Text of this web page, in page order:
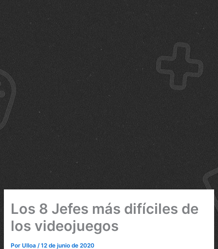
Los 8 Jefes más difíciles de
los videojuegos
PorUlloa /12 de junio de 2020